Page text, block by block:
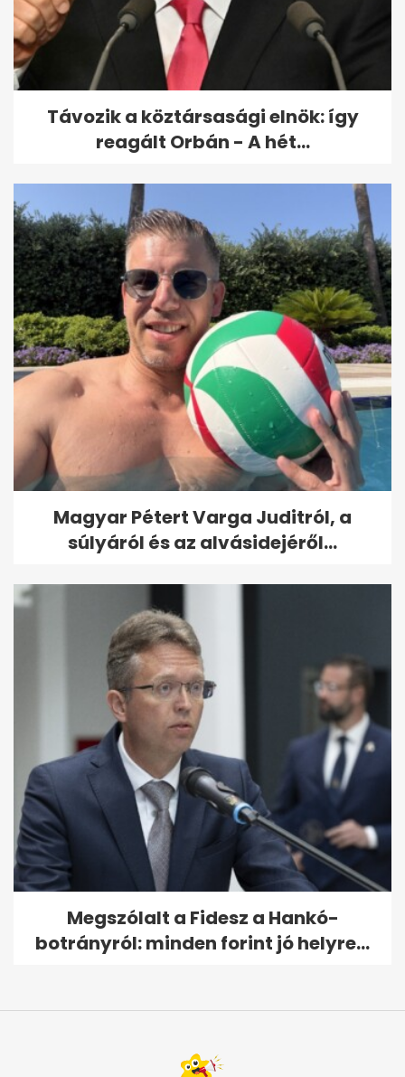
Távozik a köztársasági elnök: így
reagált Orbán - A hét...
Magyar Pétert Varga Juditról, a
súlyáról és az alvásidejéről...
Megszólalt a Fidesz a Hankó-
botrányról: minden forint jó helyre...